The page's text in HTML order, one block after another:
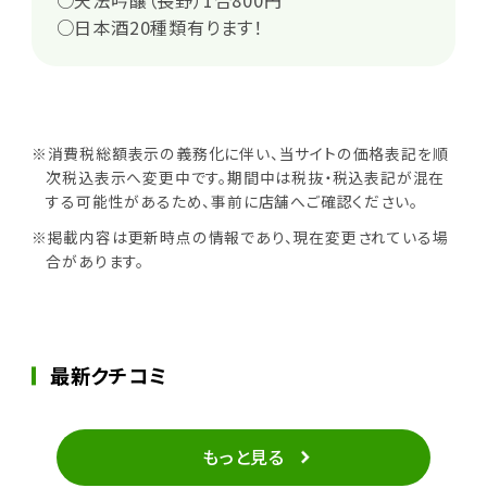
○日本酒20種類有ります！
※消費税総額表示の義務化に伴い、当サイトの価格表記を順
次税込表示へ変更中です。期間中は税抜・税込表記が混在
する可能性があるため、事前に店舗へご確認ください。
※掲載内容は更新時点の情報であり、現在変更されている場
合があります。
最新クチコミ
もっと見る